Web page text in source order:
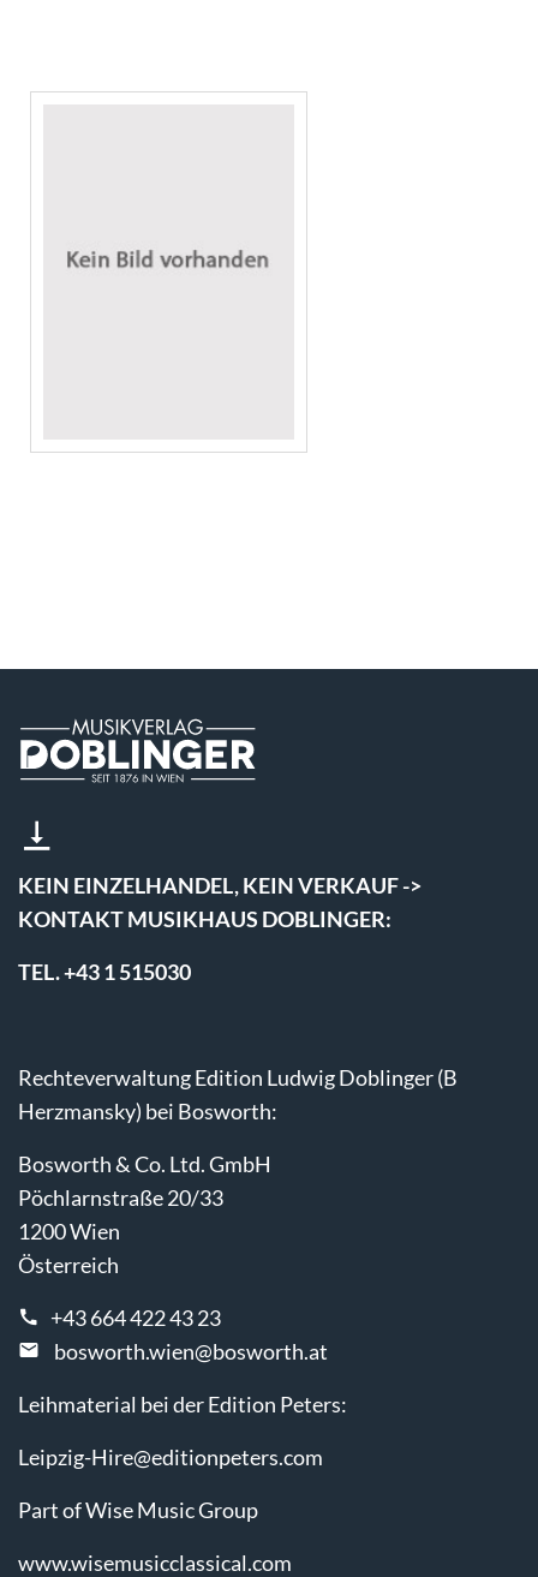
KEIN EINZELHANDEL, KEIN VERKAUF ->
KONTAKT MUSIKHAUS DOBLINGER:
TEL. +43 1 515030
Rechteverwaltung Edition Ludwig Doblinger (B
Herzmansky) bei Bosworth:
Bosworth & Co. Ltd. GmbH
Pöchlarnstraße 20/33
1200 Wien
Österreich
+43 664 422 43 23
bosworth.wien@bosworth.at
Leihmaterial bei der Edition Peters:
Leipzig-Hire@editionpeters.com
Part of Wise Music Group
www.wisemusicclassical.com